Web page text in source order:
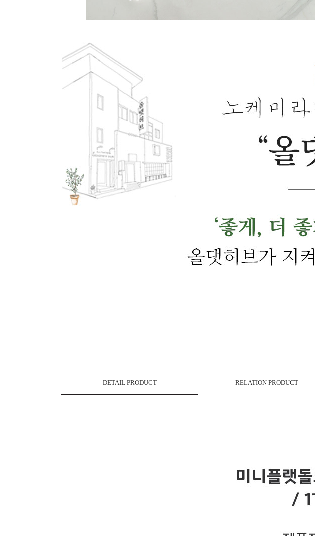
DETAIL PRODUCT RELATION PRODUCT